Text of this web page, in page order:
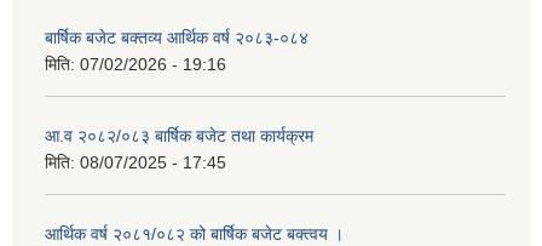
बार्षिक बजेट बक्तव्य आर्थिक वर्ष २०८३-०८४
मिति: 07/02/2026 - 19:16
आ.व २०८२/०८३ बार्षिक बजेट तथा कार्यक्रम
मिति: 08/07/2025 - 17:45
आर्थिक वर्ष २०८१/०८२ को बार्षिक बजेट बक्त्वय ।